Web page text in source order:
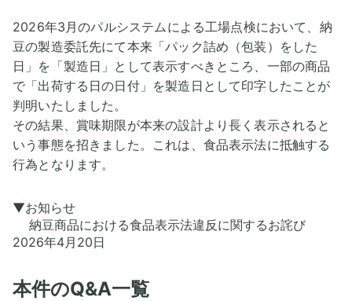
2026年3月のパルシステムによる工場点検において、納
豆の製造委託先にて本来「パック詰め（包装）をした
日」を「製造日」として表示すべきところ、一部の商品
で「出荷する日の日付」を製造日として印字したことが
判明いたしました。
その結果、賞味期限が本来の設計より長く表示されると
いう事態を招きました。これは、食品表示法に抵触する
▼お知らせ
納豆商品における食品表示法違反に関するお詫び
2026年4月20日
本件のQ&A一覧